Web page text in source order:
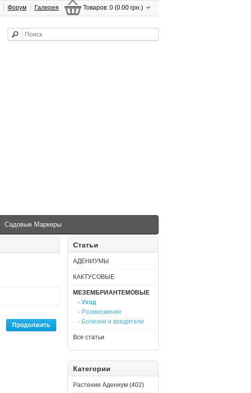
Товаров: 0 (0.00 грн.)
Форум Галерея
Садовые Маркеры
Статьи
АДЕНИУМЫ
КАКТУСОВЫЕ
МЕЗЕМБРИАНТЕМОВЫЕ
- Уход
- Размножение
- Болезни и вредители
Все статьи
Категории
Растение Адениум (402)
Продолжить